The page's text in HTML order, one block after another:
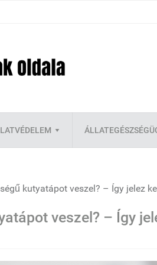
kutyatápot veszel? – Így jelez
veszel? – Így